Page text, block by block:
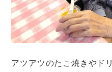
アツアツのたこ焼きやド